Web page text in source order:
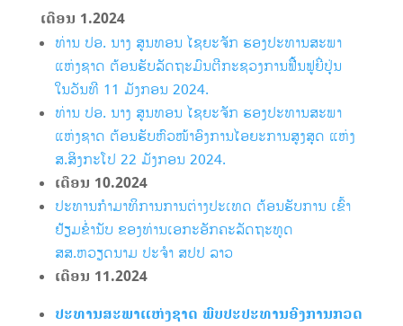
ເດືອນ 1.2024
ທ່ານ ປອ. ນາງ ສູນທອນ ໄຊຍະຈັກ ຮອງປະທານສະພາ
ແຫ່ງຊາດ ຕ້ອນຮັບລັດຖະມົນຕີກະຊວງການຟື້ນຟູຍີ່ປຸ່ນ
ໃນວັນທີ 11 ມັງກອນ 2024.
ທ່ານ ປອ. ນາງ ສູນທອນ ໄຊຍະຈັກ ຮອງປະທານສະພາ
ແຫ່ງຊາດ ຕ້ອນຮັບຫົວໜ້າອົງການໄອຍະການສູງສຸດ ແຫ່ງ
ສ.ສິງກະໂປ 22 ມັງກອນ 2024.
ເດືອນ 10.2024
ປະທານກຳມາທິການການຕ່າງປະເທດ ຕ້ອນຮັບການ ເຂົ້າ
ຢ້ຽມຂໍ່ານັບ ຂອງທ່ານເອກະອັກຄະລັດຖະທູດ
ສສ.ຫວຽດນາມ ປະຈຳ ສປປ ລາວ
ເດືອນ 11.2024
ປະທານສະພາແຫ່ງຊາດ ພົບປະປະທານອົງການກວດ